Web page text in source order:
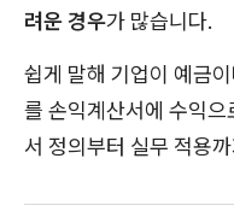
려운 경우가 많습니다.
쉽게 말해 기업이 예금
를 손익계산서에 수익
서 정의부터 실무 적용